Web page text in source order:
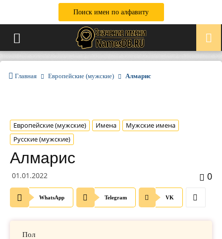
Поиск имен по алфавиту
Главная Европейские (мужские) Алмарис
Европейские (мужские) Имена
Мужские имена
Русские (мужские)
Алмарис
01.01.2022 0
WhatsApp Telegram VK
Пол